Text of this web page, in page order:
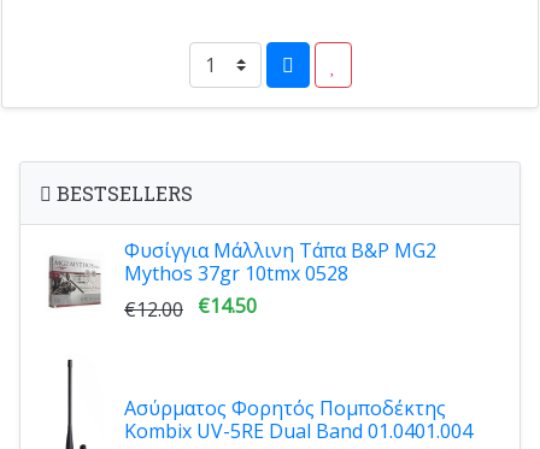
BESTSELLERS
Φυσίγγια Μάλλινη Τάπα B&P MG2
Mythos 37gr 10tmx 0528
€12.00 €14.50
Ασύρματος Φορητός Πομποδέκτης
Kombix UV-5RE Dual Band 01.0401.004